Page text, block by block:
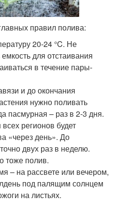
правил полива:
20-24 °C. Не
для отстаивания
в течение пары-
и до окончания
нужно поливать
пасмурная – раз в 2-3 дня.
регионов будет
«через день». До
двух раз в неделю.
тоже полив.
– на рассвете или вечером,
под палящим солнцем
на листьях.